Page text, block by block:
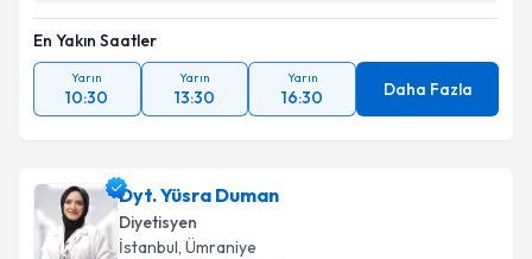
En Yakın Saatler
Yarın
10:30
Yarın
13:30
Yarın
16:30 Daha Fazla
Dyt. Yüsra Duman
Diyetisyen
İstanbul, Ümraniye